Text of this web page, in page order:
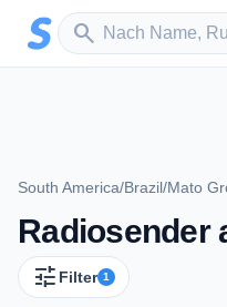
Zum Hauptinhalt springen
search
Sender suchen
South America/Brazil/Mato
Radiosender
tune Filter 1